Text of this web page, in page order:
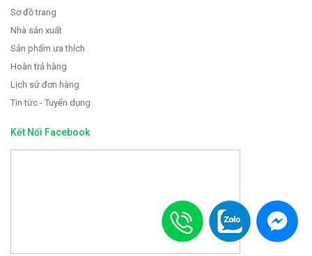
Sơ đồ trang
Nhà sản xuất
Sản phẩm ưa thích
Hoàn trả hàng
Lịch sử đơn hàng
Tin tức - Tuyển dụng
Kết Nối Facebook